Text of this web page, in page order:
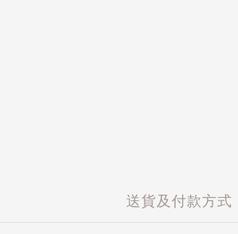
送貨及付款方式